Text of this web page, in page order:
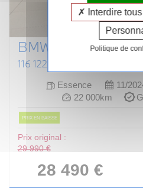
BMW SERIE 1 F70
116 122 CH DKG7 M SPORT
Essence 11/
22 000km
PRIX EN BAISSE
Prix original :
29 990 €
28 490 €
Interdire
Politique de